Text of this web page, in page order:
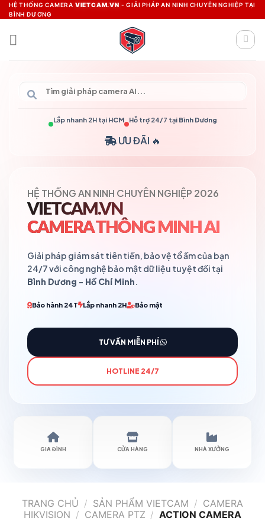
Skip
to
content
HỆ THỐNG CAMERA VIETCAM.VN - GIẢI PHÁP AN NINH CHUYÊN NGHIỆP TẠI
BÌNH DƯƠNG
Lắp nhanh 2H tại HCM Hỗ trợ 24/7 tại Bình Dương
ƯU ĐÃI 🔥
HỆ THỐNG AN NINH CHUYÊN NGHIỆP 2026
VIETCAM.VN
CAMERA THÔNG MINH AI
Giải pháp giám sát tiên tiến, bảo vệ tổ ấm của bạn
24/7 với công nghệ bảo mật dữ liệu tuyệt đối tại
Bình Dương - Hồ Chí Minh.
Bảo hành 24T Lắp nhanh 2H Bảo mật
TƯ VẤN MIỄN PHÍ
HOTLINE 24/7
GIA ĐÌNH CỬA HÀNG NHÀ XƯỞNG
TRANG CHỦ / SẢN PHẨM VIETCAM / CAMERA
HIKVISION / CAMERA PTZ / ACTION CAMERA